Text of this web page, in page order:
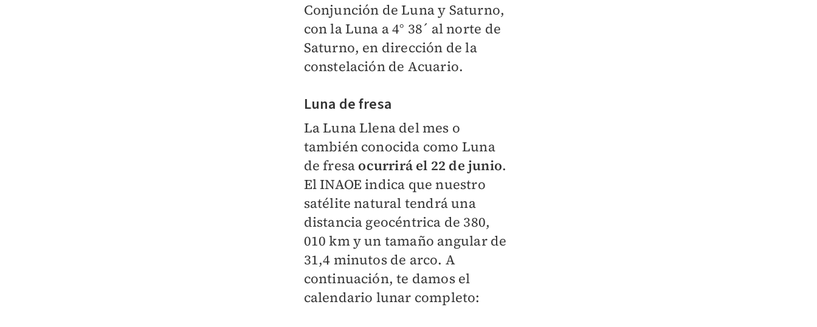
Conjunción de Luna y Saturno,
con la Luna a 4° 38´ al norte de
Saturno, en dirección de la
constelación de Acuario.
Luna de fresa
La Luna Llena del mes o
también conocida como Luna
de fresa ocurrirá el 22 de junio.
El INAOE indica que nuestro
satélite natural tendrá una
distancia geocéntrica de 380,
010 km y un tamaño angular de
31,4 minutos de arco. A
continuación, te damos el
calendario lunar completo: